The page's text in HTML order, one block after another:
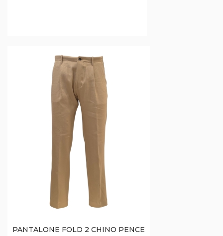
PANTALONE FOLD 2 CHINO PENCE